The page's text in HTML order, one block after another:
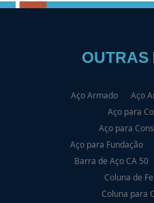
OUTRAS
Aço Armado
Aço
Aço para
Aço para
Aço para Fundação
Barra de Aço CA 50
Coluna de
Coluna para